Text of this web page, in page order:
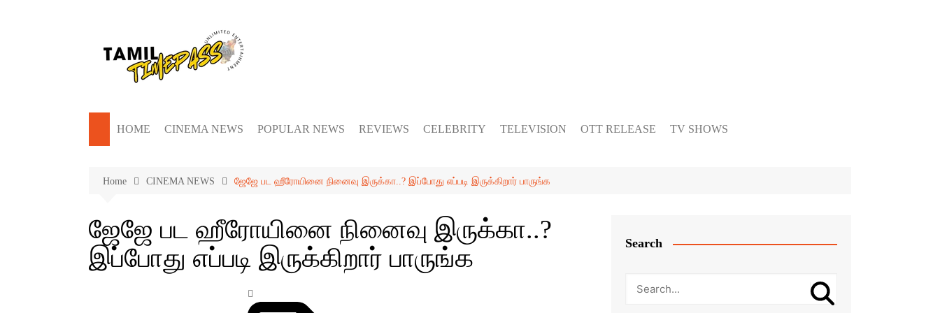
HOME CINEMA NEWS POPULAR NEWS REVIEWS CELEBRITY TELEVISION OTT RELEASE TV SHOWS
Home CINEMA NEWS ஜேஜே பட ஹீரோயினை நினைவு இருக்கா..? இப்போது எப்படி இருக்கிறார் பாருங்க
ஜேஜே பட ஹீரோயினை நினைவு இருக்கா..?
இப்போது எப்படி இருக்கிறார் பாருங்க
Search